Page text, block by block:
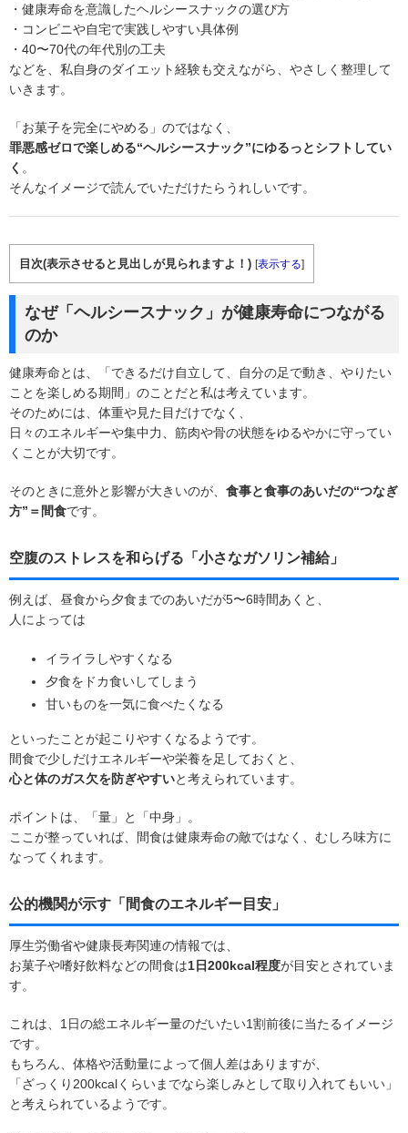
・健康寿命を意識したヘルシースナックの選び方
・コンビニや自宅で実践しやすい具体例
・40〜70代の年代別の工夫
などを、私自身のダイエット経験も交えながら、やさしく整理して
いきます。
「お菓子を完全にやめる」のではなく、
罪悪感ゼロで楽しめる“ヘルシースナック”にゆるっとシフトしてい
く 。
そんなイメージで読んでいただけたらうれしいです。
目次(表示させると見出しが見られますよ！) [表示する]
なぜ「ヘルシースナック」が健康寿命につながる
のか
健康寿命とは、「できるだけ自立して、自分の足で動き、やりたい
ことを楽しめる期間」のことだと私は考えています。
そのためには、体重や見た目だけでなく、
日々のエネルギーや集中力、筋肉や骨の状態をゆるやかに守ってい
くことが大切です。
そのときに意外と影響が大きいのが、 食事と食事のあいだの“つなぎ
方”＝間食です。
空腹のストレスを和らげる「小さなガソリン補給」
例えば、昼食から夕食までのあいだが5〜6時間あくと、
人によっては
イライラしやすくなる
夕食をドカ食いしてしまう
甘いものを一気に食べたくなる
といったことが起こりやすくなるようです。
間食で少しだけエネルギーや栄養を足しておくと、
心と体のガス欠を防ぎやすいと考えられています。
ポイントは、「量」と「中身」。
ここが整っていれば、間食は健康寿命の敵ではなく、むしろ味方に
なってくれます。
公的機関が示す「間食のエネルギー目安」
厚生労働省や健康長寿関連の情報では、
お菓子や嗜好飲料などの間食は1日200kcal程度が目安とされていま
す。
これは、1日の総エネルギー量のだいたい1割前後に当たるイメージ
です。
もちろん、体格や活動量によって個人差はありますが、
「ざっくり200kcalくらいまでなら楽しみとして取り入れてもいい」
と考えられているようです。